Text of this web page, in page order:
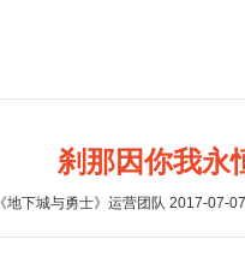
刹那因你我永
《地下城与勇士》运营团队 2017-07-